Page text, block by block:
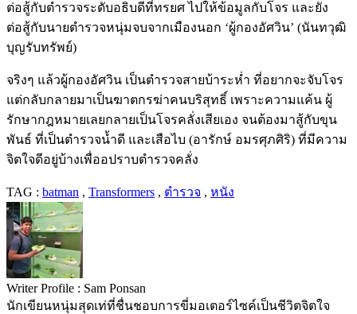
ต่อสู้กับตำรวจระดับอธิบดีที่ทรยศ ไปให้ข้อมูลกับโจร และยัง
ต่อสู้กับนายตำรวจหนุ่มจบจากเมืองนอก ‘ผู้กองอัศวิน’ (นันทวุฒิ
บุญรับทรัพย์)
จริงๆ แล้วผู้กองอัศวิน เป็นตำรวจสายบ้าระห่ำ ที่อยากจะจับโจร
แต่กลับกลายมาเป็นฆาตกรฆ่าคนบริสุทธิ์ เพราะความแค้น ผู้
รักษากฎหมายเลยกลายเป็นโจรคลั่งเสียเอง จนต้องมาสู้กับขุน
พันธ์ ที่เป็นตำรวจน้ำดี และเสือไบ (อารักษ์ อมรศุภศิริ) ที่มีความ
จิตใจดีอยู่บ้างเพื่ออปราบตำรวจคลั่ง
TAG : batman , Transformers , ตำรวจ , หนัง
Writer Profile : Sam Ponsan
นักเขียนหนุ่มสุดเท่ที่ชื่นชอบการขี่มอเตอร์ไซค์เป็นชีวิตจิตใจ